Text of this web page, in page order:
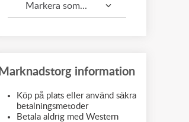
Markera som...
Marknadstorg information
Köp på plats eller använd säkra
betalningsmetoder
Betala aldrig med Western